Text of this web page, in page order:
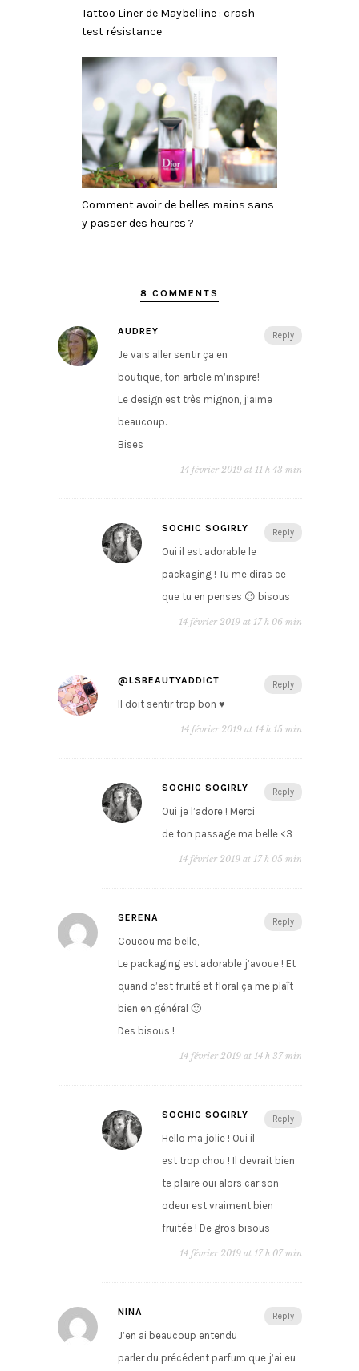
Tattoo Liner de Maybelline : crash
test résistance
Comment avoir de belles mains sans
y passer des heures ?
8 COMMENTS
Reply
AUDREY
Je vais aller sentir ça en
boutique, ton article m’inspire!
Le design est très mignon, j’aime
beaucoup.
Bises
14 février 2019 at 11 h 43 min
Reply
SOCHIC SOGIRLY
Oui il est adorable le
packaging ! Tu me diras ce
que tu en penses 😉 bisous
14 février 2019 at 17 h 06 min
Reply
@LSBEAUTYADDICT
Il doit sentir trop bon ♥
14 février 2019 at 14 h 15 min
Reply
SOCHIC SOGIRLY
Oui je l’adore ! Merci
de ton passage ma belle <3
14 février 2019 at 17 h 05 min
Reply
SERENA
Coucou ma belle,
Le packaging est adorable j’avoue ! Et
quand c’est fruité et floral ça me plaît
bien en général 🙂
Des bisous !
14 février 2019 at 14 h 37 min
Reply
SOCHIC SOGIRLY
Hello ma jolie ! Oui il
est trop chou ! Il devrait bien
te plaire oui alors car son
odeur est vraiment bien
fruitée ! De gros bisous
14 février 2019 at 17 h 07 min
Reply
NINA
J’en ai beaucoup entendu
parler du précédent parfum que j’ai eu